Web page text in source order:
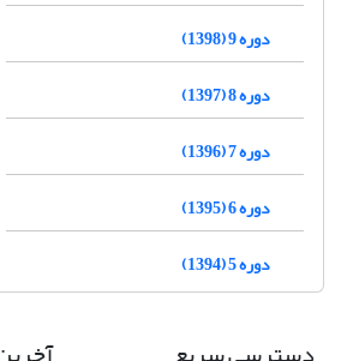
دوره 9 (1398)
دوره 8 (1397)
دوره 7 (1396)
دوره 6 (1395)
دوره 5 (1394)